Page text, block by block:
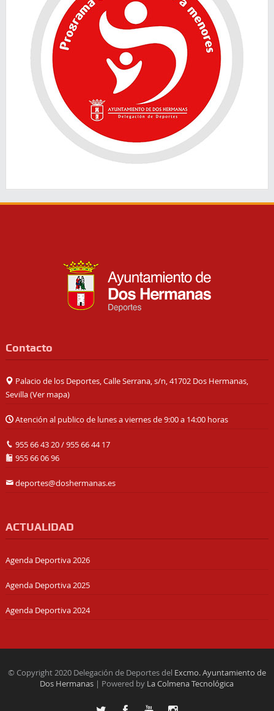
Contacto
Palacio de los Deportes, Calle Serrana, s/n, 41702 Dos Hermanas,
Sevilla (Ver mapa)
Atención al publico de lunes a viernes de 9:00 a 14:00 horas
955 66 43 20/955 66 44 17
955 66 06 96
deportes@doshermanas.es
ACTUALIDAD
Agenda Deportiva 2026
Agenda Deportiva 2025
Agenda Deportiva 2024
© Copyright 2020 Delegación de Deportes del Excmo. Ayuntamiento de
Dos Hermanas | Powered by La Colmena Tecnológica